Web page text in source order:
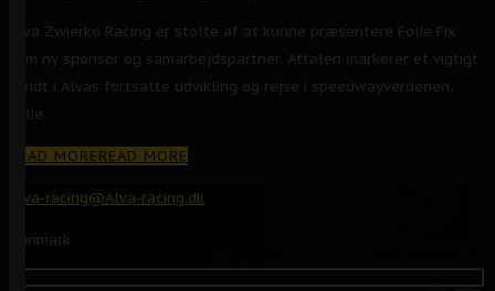
Alva Zwierko Racing er stolte af at kunne præsentere Folie Fix
som ny sponsor og samarbejdspartner. Aftalen markerer et vigtigt
skridt i Alvas fortsatte udvikling og rejse i speedwayverdenen.
Folie
READ MOREREAD MORE
Alva-racing@Alva-racing.dk
Danmark